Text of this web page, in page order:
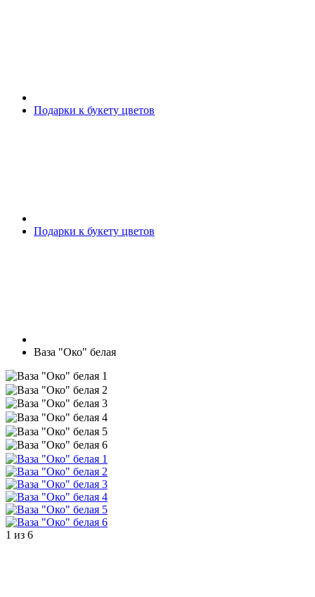
Подарки к букету цветов
Подарки к букету цветов
Ваза "Око" белая
1 из 6